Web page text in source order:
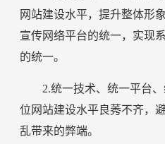
网站建设水平，提升整体形
宣传网络平台的统一，实现
的统一。
2.统一技术、统一平台
位网站建设水平良莠不齐，
乱带来的弊端。